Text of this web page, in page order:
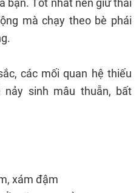
bạn. Tốt nhất nên giữ thái
mà chạy theo bè phái
các mối quan hệ thiếu
sinh mâu thuẫn, bất
xám đậm